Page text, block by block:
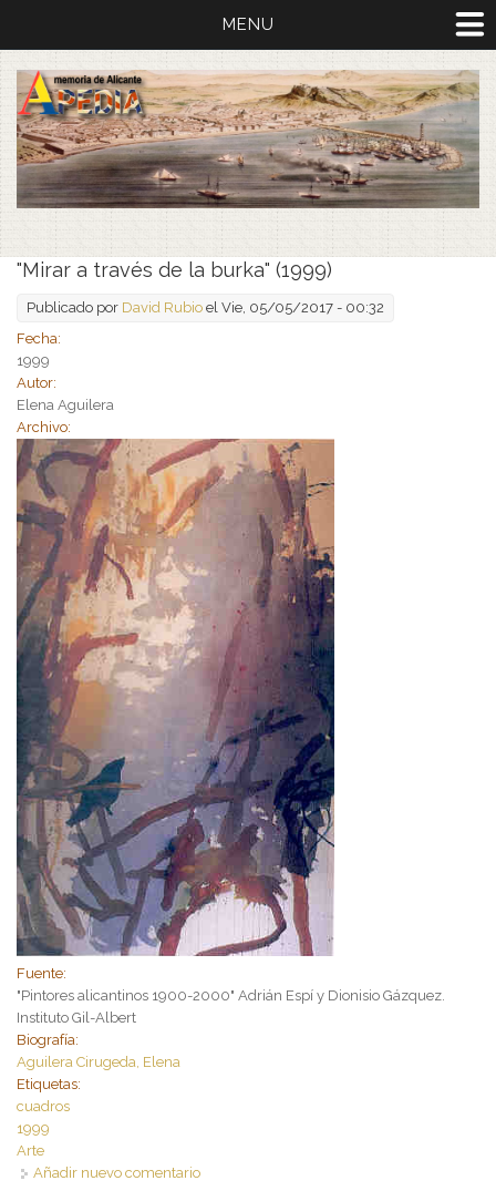
MENU
"Mirar a través de la burka" (1999)
Publicado por David Rubio el Vie, 05/05/2017 - 00:32
Fecha:
1999
Autor:
Elena Aguilera
Archivo:
Fuente:
"Pintores alicantinos 1900-2000" Adrián Espí y Dionisio Gázquez.
Instituto Gil-Albert
Biografía:
Aguilera Cirugeda, Elena
Etiquetas:
cuadros
1999
Arte
Añadir nuevo comentario